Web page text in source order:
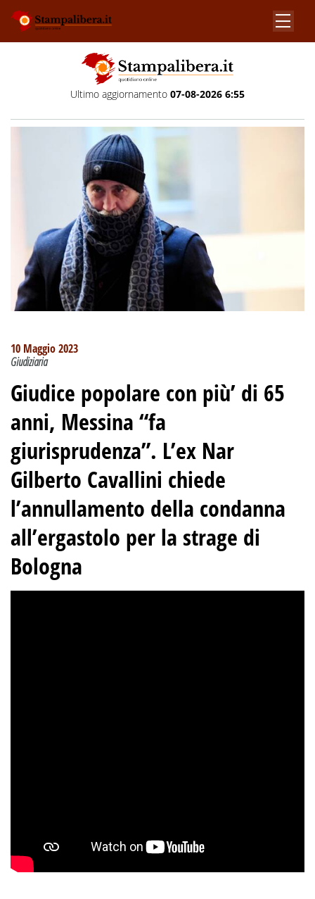
Ultimo aggiornamento 07-08-2026 6:55
10 Maggio 2023
Giudiziaria
Giudice popolare con più’ di 65
anni, Messina “fa
giurisprudenza”. L’ex Nar
Gilberto Cavallini chiede
l’annullamento della condanna
all’ergastolo per la strage di
Bologna